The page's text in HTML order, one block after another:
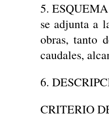
5.
se adjunta a
obras, tanto
caudales,
6.
CRITERIO